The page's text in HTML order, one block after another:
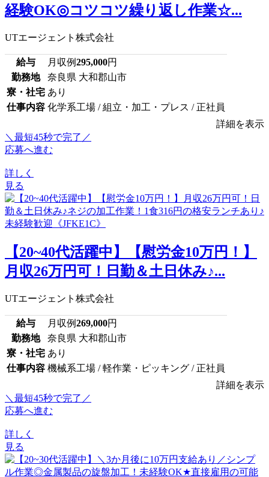
経験OK◎コツコツ繰り返し作業☆...
UTエージェント株式会社
給与 月収例295,000円
勤務地
奈良県 大和郡山市
寮・社宅 あり
仕事内容 化学系工場 / 組立・加工・プレス / 正社員
詳細を表示
＼最短45秒で完了／
応募へ進む
詳しく
見る
【20~40代活躍中】【慰労金10万円！】
月収26万円可！日勤＆土日休み♪...
UTエージェント株式会社
給与 月収例269,000円
勤務地
奈良県 大和郡山市
寮・社宅 あり
仕事内容 機械系工場 / 軽作業・ピッキング / 正社員
詳細を表示
＼最短45秒で完了／
応募へ進む
詳しく
見る